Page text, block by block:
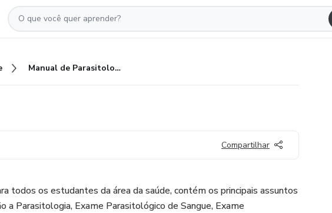
Manual de Parasitologia
Compartilhar
todos os estudantes da área da saúde, contém os principais assuntos
a Parasitologia, Exame Parasitológico de Sangue, Exame